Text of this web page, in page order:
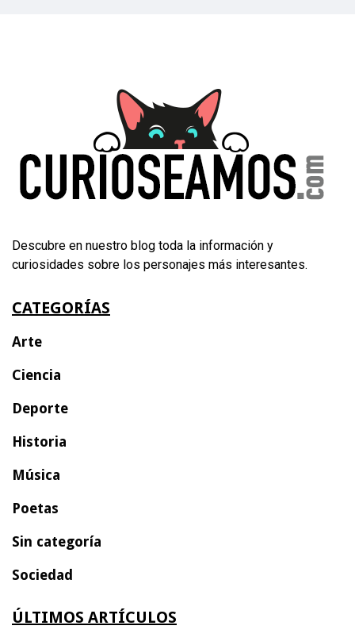
Descubre en nuestro blog toda la información y
curiosidades sobre los personajes más interesantes.
CATEGORÍAS
Arte
Ciencia
Deporte
Historia
Música
Poetas
Sin categoría
Sociedad
ÚLTIMOS ARTÍCULOS